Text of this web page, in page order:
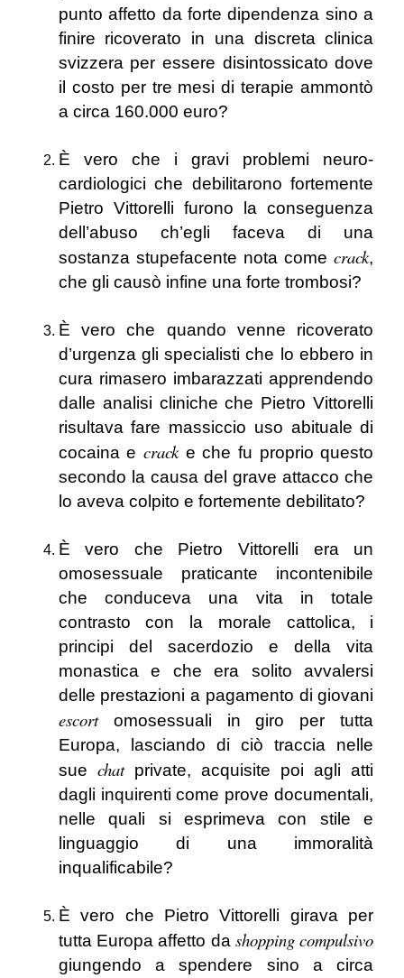
punto affetto da forte dipendenza sino a
finire ricoverato in una discreta clinica
svizzera per essere disintossicato dove
il costo per tre mesi di terapie ammontò
a circa 160.000 euro?
È vero che i gravi problemi neuro-
cardiologici che debilitarono fortemente
Pietro Vittorelli furono la conseguenza
dell’abuso ch’egli faceva di una
sostanza stupefacente nota comecrack,
che gli causò infine una forte trombosi?
È vero che quando venne ricoverato
d’urgenza gli specialisti che lo ebbero in
cura rimasero imbarazzati apprendendo
dalle analisi cliniche che Pietro Vittorelli
risultava fare massiccio uso abituale di
cocaina e crack e che fu proprio questo
secondo la causa del grave attacco che
lo aveva colpito e fortemente debilitato?
È vero che Pietro Vittorelli era un
omosessuale praticante incontenibile
che conduceva una vita in totale
contrasto con la morale cattolica, i
principi del sacerdozio e della vita
monastica e che era solito avvalersi
delle prestazioni a pagamento di giovani
escort
omosessuali in giro per tutta
Europa, lasciando di ciò traccia nelle
sue chat private, acquisite poi agli atti
dagli inquirenti come prove documentali,
nelle quali si esprimeva con stile e
linguaggio di una immoralità
inqualificabile?
È vero che Pietro Vittorelli girava per
tutta Europa affetto dashopping compulsivo
giungendo a spendere sino a circa